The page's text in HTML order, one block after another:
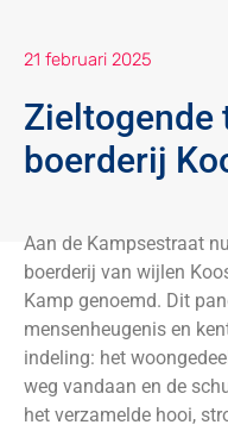
21 februari 2025
Zieltogende
boerderij
Aan de Kampsestraat
boerderij van wijlen
Kamp genoemd. Dit
mensenheugenis en
indeling: het
weg vandaan en de
het verzamelde hooi,